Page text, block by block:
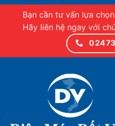
Bạn cần tư vấn lựa
Hãy liên hệ ngay với